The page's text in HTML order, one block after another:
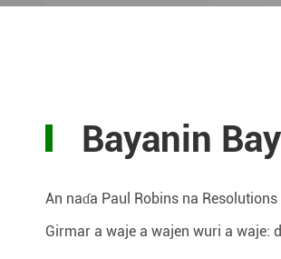
Bayanin
An naɗa Paul Robins na
Girmar a waje a wajen wuri a waje: